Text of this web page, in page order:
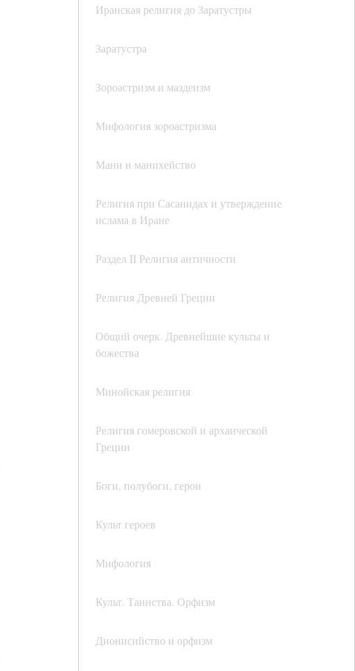
Иранская религия до Заратустры
Заратустра
Зороастризм и маздеизм
Мифология зороастризма
Мани и манихейство
Религия при Сасанидах и утверждение
ислама в Иране
Раздел II Религия античности
Религия Древней Греции
Общий очерк. Древнейшие культы и
божества
Минойская религия
Религия гомеровской и архаической
Греции
Боги, полубоги, герои
Культ героев
Мифология
Культ. Таинства. Орфизм
Дионисийство и орфизм